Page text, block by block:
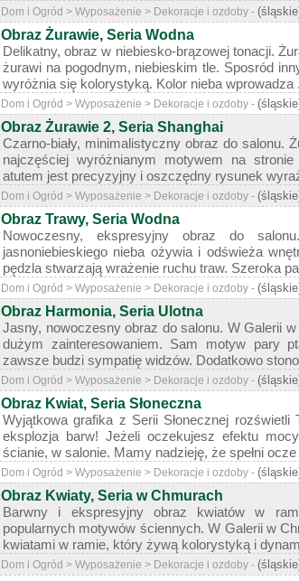
Dom i Ogród > Wyposażenie > Dekoracje i ozdoby -
Obraz Żurawie, Seria Wodna
Delikatny, obraz w niebiesko-brązowej tonacji.
żurawi na pogodnym, niebieskim tle. Sposród
wyróżnia się kolorystyką. Kolor nieba wprowadza
Dom i Ogród > Wyposażenie > Dekoracje i ozdoby -
Obraz Żurawie 2, Seria Shanghai
Czarno-biały, minimalistyczny obraz do salonu.
najczęściej wyróżnianym motywem na
atutem jest precyzyjny i oszczędny rysunek
Dom i Ogród > Wyposażenie > Dekoracje i ozdoby -
Obraz Trawy, Seria Wodna
Nowoczesny, ekspresyjny obraz do
jasnoniebieskiego nieba ożywia i odświeża
pędzla stwarzają wrażenie ruchu traw. Szeroka
Dom i Ogród > Wyposażenie > Dekoracje i ozdoby -
Obraz Harmonia, Seria Ulotna
Jasny, nowoczesny obraz do salonu. W Galerii
dużym zainteresowaniem. Sam motyw pary
zawsze budzi sympatię widzów. Dodatkowo
Dom i Ogród > Wyposażenie > Dekoracje i ozdoby -
Obraz Kwiat, Seria Słoneczna
Wyjątkowa grafika z Serii Słonecznej
eksplozja barw! Jeżeli oczekujesz efektu
ścianie, w salonie. Mamy nadzieję, że spełni ocze
Dom i Ogród > Wyposażenie > Dekoracje i ozdoby -
Obraz Kwiaty, Seria w Chmurach
Barwny i ekspresyjny obraz kwiatów w
popularnych motywów ściennych. W Galerii w
kwiatami w ramie, który żywą kolorystyką i
Dom i Ogród > Wyposażenie > Dekoracje i ozdoby -